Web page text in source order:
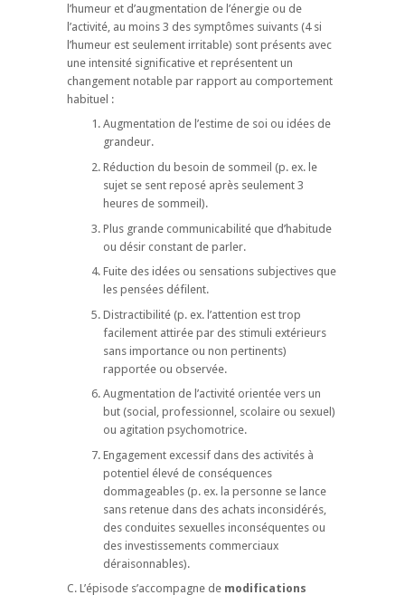
l’humeur et d’augmentation de l’énergie ou de
l’activité, au moins 3 des symptômes suivants (4 si
l’humeur est seulement irritable) sont présents avec
une intensité significative et représentent un
changement notable par rapport au comportement
habituel :
Augmentation de l’estime de soi ou idées de
grandeur.
Réduction du besoin de sommeil (p. ex. le
sujet se sent reposé après seulement 3
heures de sommeil).
Plus grande communicabilité que d’habitude
ou désir constant de parler.
Fuite des idées ou sensations subjectives que
les pensées défilent.
Distractibilité (p. ex. l’attention est trop
facilement attirée par des stimuli extérieurs
sans importance ou non pertinents)
rapportée ou observée.
Augmentation de l’activité orientée vers un
but (social, professionnel, scolaire ou sexuel)
ou agitation psychomotrice.
Engagement excessif dans des activités à
potentiel élevé de conséquences
dommageables (p. ex. la personne se lance
sans retenue dans des achats inconsidérés,
des conduites sexuelles inconséquentes ou
des investissements commerciaux
déraisonnables).
C. L’épisode s’accompagne de modifications